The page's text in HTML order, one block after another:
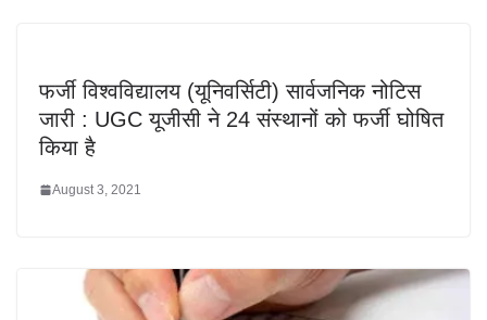
फर्जी विश्वविद्यालय (यूनिवर्सिटी) सार्वजनिक नोटिस
जारी : UGC यूजीसी ने 24 संस्थानों को फर्जी घोषित
किया है
August 3, 2021